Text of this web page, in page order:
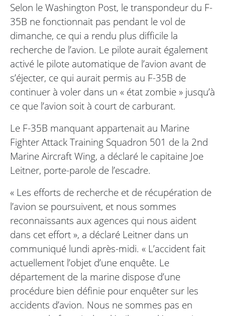
Selon le Washington Post, le transpondeur du F-
35B ne fonctionnait pas pendant le vol de
dimanche, ce qui a rendu plus difficile la
recherche de l’avion. Le pilote aurait également
activé le pilote automatique de l’avion avant de
s’éjecter, ce qui aurait permis au F-35B de
continuer à voler dans un « état zombie » jusqu’à
ce que l’avion soit à court de carburant.
Le F-35B manquant appartenait au Marine
Fighter Attack Training Squadron 501 de la 2nd
Marine Aircraft Wing, a déclaré le capitaine Joe
Leitner, porte-parole de l’escadre.
« Les efforts de recherche et de récupération de
l’avion se poursuivent, et nous sommes
reconnaissants aux agences qui nous aident
dans cet effort », a déclaré Leitner dans un
communiqué lundi après-midi. « L’accident fait
actuellement l’objet d’une enquête. Le
département de la marine dispose d’une
procédure bien définie pour enquêter sur les
accidents d’avion. Nous ne sommes pas en